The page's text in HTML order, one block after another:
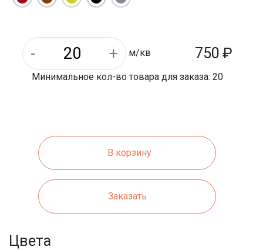
Вес 1 паллета: 1020 кг
м/кв 750 ₽
Минимальное кол-во товара для заказа: 20
В корзину
Заказать
Цвета